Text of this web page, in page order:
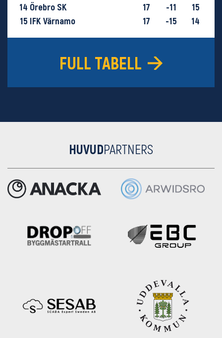
14 Örebro SK 17 -11
15
15 IFK Värnamo 17 -15
14
FULL TABELL
HUVUDPARTNERS